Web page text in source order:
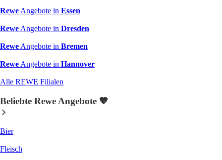
Rewe Angebote in Essen
Rewe Angebote in Dresden
Rewe Angebote in Bremen
Rewe Angebote in Hannover
Alle REWE Filialen
Beliebte Rewe Angebote 🧡
Bier
Fleisch